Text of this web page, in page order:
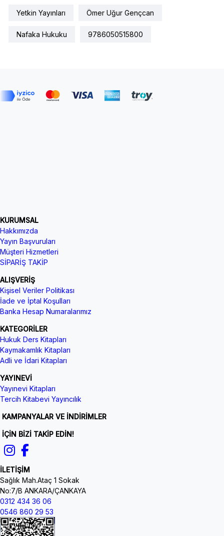
Yetkin Yayınları Ömer Uğur Gençcan
Nafaka Hukuku 9786050515800
KURUMSAL
Hakkımızda
Yayın Başvuruları
Müşteri Hizmetleri
SİPARİŞ TAKİP
ALIŞVERİŞ
Kişisel Veriler Politikası
İade ve İptal Koşulları
Banka Hesap Numaralarımız
KATEGORİLER
Hukuk Ders Kitapları
Kaymakamlık Kitapları
Adli ve İdari Kitapları
YAYINEVİ
Yayınevi Kitapları
Tercih Kitabevi Yayıncılık
KAMPANYALAR VE İNDİRİMLER
İÇİN BİZİ TAKİP EDİN!
İLETİŞİM
Sağlık Mah.Ataç 1 Sokak
No:7/B ANKARA/ÇANKAYA
0312 434 36 06
0546 860 29 53